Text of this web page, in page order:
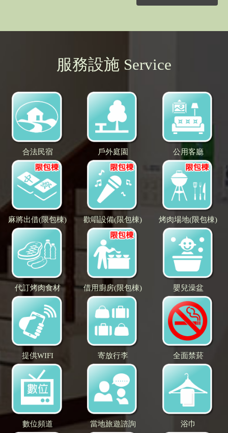
服務設施 Service
合法民宿 戶外庭園 公用客廳
麻將出借(限包棟) 歡唱設備(限包棟) 烤肉場地(限包棟)
代訂烤肉食材 借用廚房(限包棟) 嬰兒澡盆
提供WIFI 寄放行李 全面禁菸
數位頻道 當地旅遊諮詢 浴巾